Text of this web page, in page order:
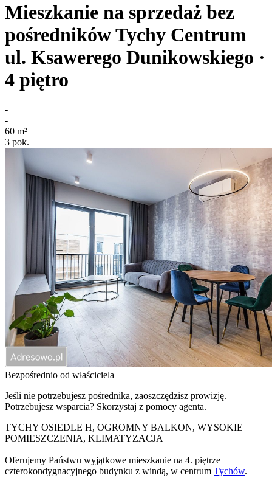
Mieszkanie na sprzedaż bez
pośrednikówTychy Centrum
ul. Ksawerego Dunikowskiego ·
4 piętro
-
-
60 m²
3 pok.
Bezpośrednio od właściciela
Jeśli nie potrzebujesz pośrednika, zaoszczędzisz prowizję.
Potrzebujesz wsparcia? Skorzystaj z pomocy agenta.
TYCHY OSIEDLE H, OGROMNY BALKON, WYSOKIE
POMIESZCZENIA, KLIMATYZACJA
Oferujemy Państwu wyjątkowe mieszkanie na 4. piętrze
czterokondygnacyjnego budynku z windą, w centrum Tychów.